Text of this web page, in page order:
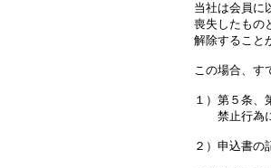
当社は会員に
喪失したもの
解除すること
この場合、す
１）第５条、
禁止行為に
２）申込書の